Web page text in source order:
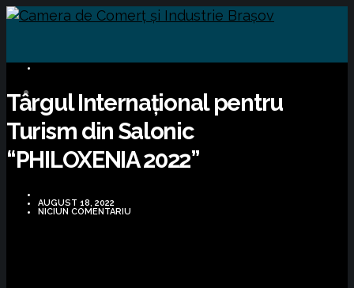
Târgul Internațional pentru
Turism din Salonic
“PHILOXENIA 2022”
AUGUST 18, 2022
NICIUN COMENTARIU